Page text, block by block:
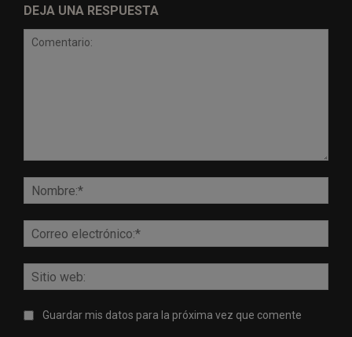
DEJA UNA RESPUESTA
web:
Guardar mis datos para la próxima vez que comente